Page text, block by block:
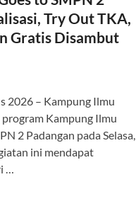
Try Out TKA,
Gratis Disambut
2026 – Kampung Ilmu
Kampung Ilmu
2 Padangan pada Selasa,
ini mendapat
…